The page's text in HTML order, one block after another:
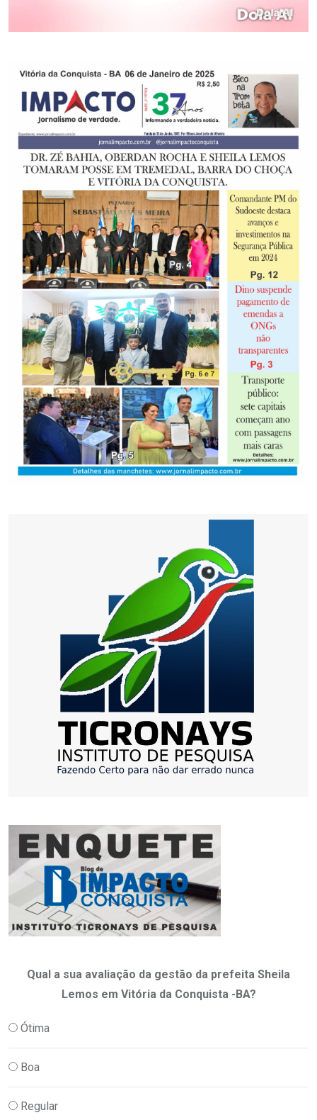
Qual a sua avaliação da gestão da prefeita Sheila
Lemos em Vitória da Conquista -BA?
Ótima
Boa
Regular